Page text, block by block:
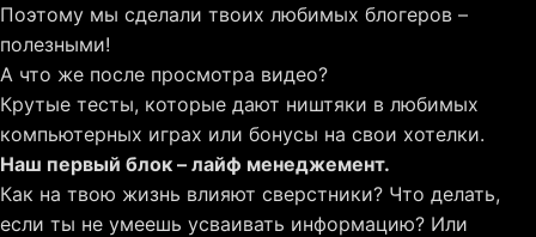
Поэтому мы сделали твоих любимых блогеров –
полезными!
А что же после просмотра видео?
Крутые тесты, которые дают ништяки в любимых
компьютерных играх или бонусы на свои хотелки.
Наш первый блок – лайф менеджемент.
Как на твою жизнь влияют сверстники? Что делать,
если ты не умеешь усваивать информацию? Или